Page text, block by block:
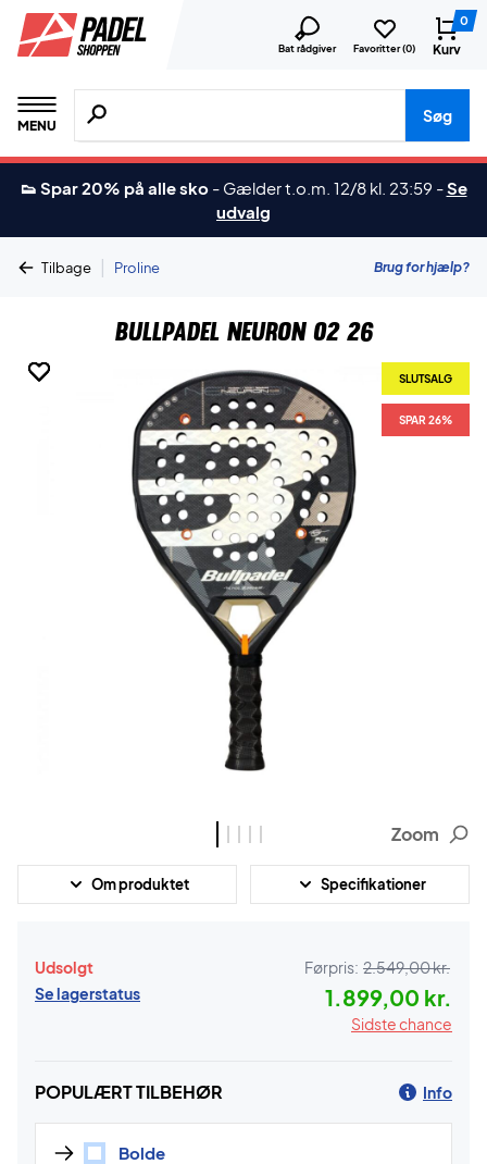
Bat rådgiver Favoritter (0)
0
Kurv
MENU
Søg efter produkter, mærker etc.
Søg
👟 Spar 20% på alle sko - Gælder t.o.m. 12/8 kl. 23:59 -Se
udvalg
Tilbage | Proline Brug for hjælp?
Bullpadel Neuron 02 26
SLUTSALG
SPAR 26%
SLUTSALG
SPAR 26%
SLUTSALG
SPAR 26%
SLUTSALG
SPAR 26%
SLUTSALG
SPAR 26%
Zoom
Om produktet Specifikationer
Udsolgt
Se lagerstatus
Førpris: 2.549,00 kr.
1.899,00 kr.
Sidste chance
POPULÆRT TILBEHØR Info
Bolde